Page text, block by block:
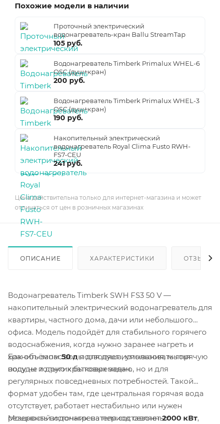
Похожие модели в наличии
Проточный электрический
водонагреватель-кран Ballu StreamTap
105 руб.
Водонагреватель Timberk Primalux WHEL-6
OSC (душ+кран)
200 руб.
Водонагреватель Timberk Primalux WHEL-3
OSC (душ+кран)
190 руб.
Накопительный электрический
водонагреватель Royal Clima Fusto RWH-
FS7-CEU
241 руб.
Цена действительна только для интернет-магазина и может
отличаться от цен в розничных магазинах
ОПИСАНИЕ ХАРАКТЕРИСТИКИ ОТЗЫВЫ
Водонагреватель Timberk SWH FS3 50 V —
накопительный электрический водонагреватель для
квартиры, частного дома, дачи или небольшого
офиса. Модель подойдёт для стабильного горячего
водоснабжения, когда нужно заранее нагреть и
хранить запас воды для душа, умывания, мытья
посуды и других бытовых задач.
Бак объёмом50 лпозволяет использовать горячую
воду не только кратковременно, но и для
регулярных повседневных потребностей. Такой
формат удобен там, где центральная горячая вода
отсутствует, работает нестабильно или нужен
резервный источник на период сезонных
Мощность водонагревателя составляет2000 кВт,